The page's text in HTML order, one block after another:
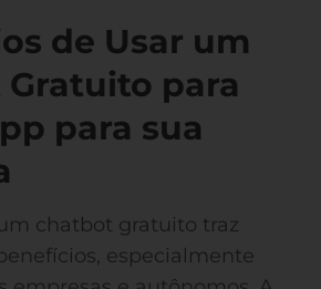
de Usar um
para
para sua
chatbot gratuito traz
especialmente